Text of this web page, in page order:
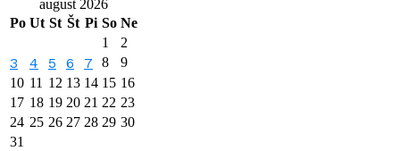
august 2026
Po Ut St Št Pi So Ne
1
2
3 4 5 6 7 8
9
10 11 12 13 14 15 16
17 18 19 20 21 22 23
24 25 26 27 28 29 30
31